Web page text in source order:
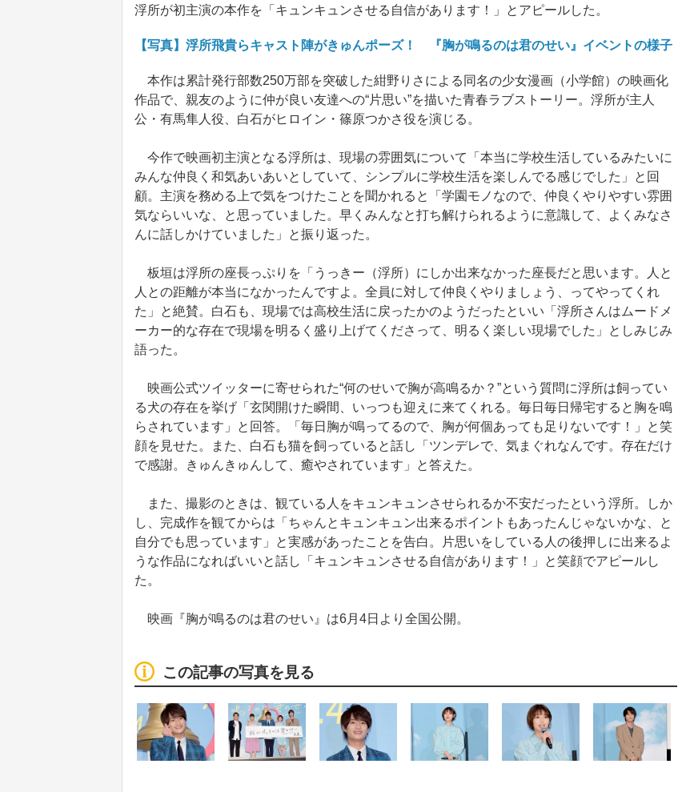
浮所が初主演の本作を「キュンキュンさせる自信があります！」とアピールした。
【写真】浮所飛貴らキャスト陣がきゅんポーズ！ 『胸が鳴るのは君のせい』イベントの様子
本作は累計発行部数250万部を突破した紺野りさによる同名の少女漫画（小学館）の映画化
作品で、親友のように仲が良い友達への“片思い”を描いた青春ラブストーリー。浮所が主人
公・有馬隼人役、白石がヒロイン・篠原つかさ役を演じる。
今作で映画初主演となる浮所は、現場の雰囲気について「本当に学校生活しているみたいに
みんな仲良く和気あいあいとしていて、シンプルに学校生活を楽しんでる感じでした」と回
顧。主演を務める上で気をつけたことを聞かれると「学園モノなので、仲良くやりやすい雰囲
気ならいいな、と思っていました。早くみんなと打ち解けられるように意識して、よくみなさ
んに話しかけていました」と振り返った。
板垣は浮所の座長っぷりを「うっきー（浮所）にしか出来なかった座長だと思います。人と
人との距離が本当になかったんですよ。全員に対して仲良くやりましょう、ってやってくれ
た」と絶賛。白石も、現場では高校生活に戻ったかのようだったといい「浮所さんはムードメ
ーカー的な存在で現場を明るく盛り上げてくださって、明るく楽しい現場でした」としみじみ
語った。
映画公式ツイッターに寄せられた“何のせいで胸が高鳴るか？”という質問に浮所は飼ってい
る犬の存在を挙げ「玄関開けた瞬間、いっつも迎えに来てくれる。毎日毎日帰宅すると胸を鳴
らされています」と回答。「毎日胸が鳴ってるので、胸が何個あっても足りないです！」と笑
顔を見せた。また、白石も猫を飼っていると話し「ツンデレで、気まぐれなんです。存在だけ
で感謝。きゅんきゅんして、癒やされています」と答えた。
また、撮影のときは、観ている人をキュンキュンさせられるか不安だったという浮所。しか
し、完成作を観てからは「ちゃんとキュンキュン出来るポイントもあったんじゃないかな、と
自分でも思っています」と実感があったことを告白。片思いをしている人の後押しに出来るよ
うな作品になればいいと話し「キュンキュンさせる自信があります！」と笑顔でアピールし
た。
映画『胸が鳴るのは君のせい』は6月4日より全国公開。
この記事の写真を見る